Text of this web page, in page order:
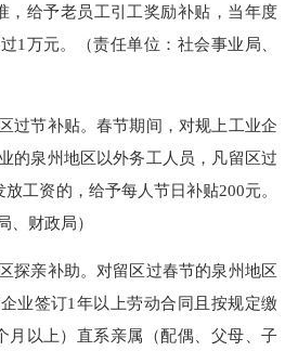
，给予老员工引工奖励补贴，当年度
1万元。（责任单位：社会事业局、
节补贴。春节期间，对规上工业企
的泉州地区以外务工人员，凡留区过
工资的，给予每人节日补贴200元。
、财政局）
亲补助。对留区过春节的泉州地区
业签订1年以上劳动合同且按规定缴
月以上）直系亲属（配偶、父母、子